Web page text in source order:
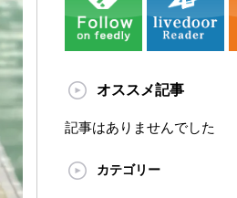
オススメ記事
記事はありませんでした
カテゴリー